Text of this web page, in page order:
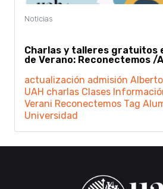
Charlas y talleres gratuitos
de Verano: Reconectemos /
actualización admisión
UAH charlas Clases
Verani Reconectemos Tag
Universidad